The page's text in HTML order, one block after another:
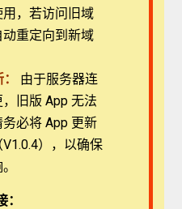
，若访问旧域
重定向到新域
由于服务器连
旧版 App 无法
必将 App 更新
），以确保